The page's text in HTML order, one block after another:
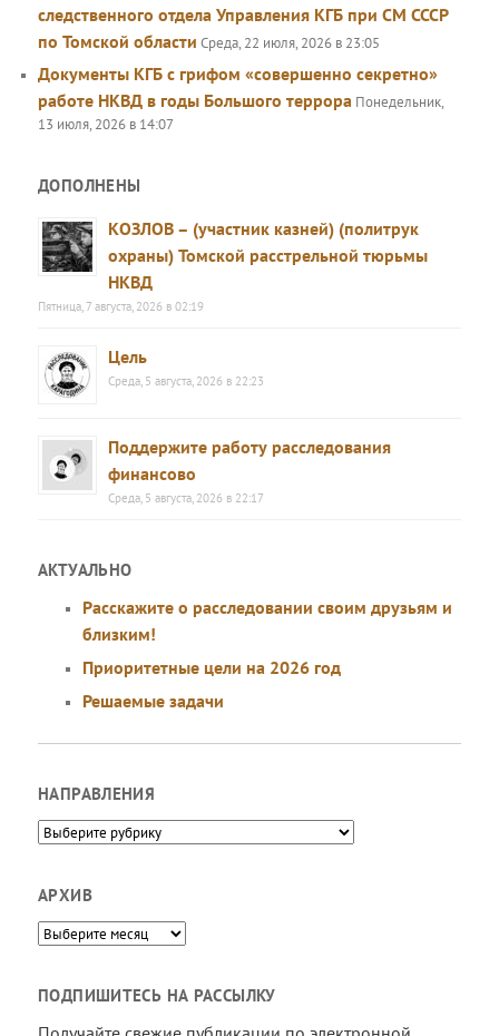
следственного отдела Управления КГБ при СМ СССР
по Томской области Среда, 22 июля, 2026 в 23:05
Документы КГБ с грифом «совершенно секретно»
работе НКВД в годы Большого террора Понедельник,
13 июля, 2026 в 14:07
ДОПОЛНЕНЫ
КОЗЛОВ – (участник казней) (политрук
охраны) Томской расстрельной тюрьмы
НКВД
Пятница, 7 августа, 2026 в 02:19
Цель
Среда, 5 августа, 2026 в 22:23
Поддержите работу расследования
финансово
Среда, 5 августа, 2026 в 22:17
АКТУАЛЬНО
Расскажите о расследовании своим друзьям и
близким!
Приоритетные цели на 2026 год
Решаемые задачи
НАПРАВЛЕНИЯ
Направления
АРХИВ
Архив
ПОДПИШИТЕСЬ НА РАССЫЛКУ